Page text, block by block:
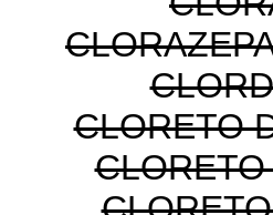
CLORETO